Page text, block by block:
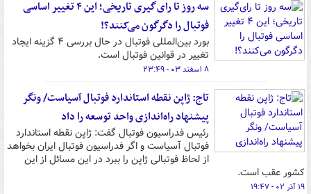
سه روز تا رای‌گیری تاریخی؛ این ۴ تغییر اساسی
فوتبال را دگرگون می‌کنند؟!
بورد بین‌المللی فوتبال در حال بررسی ۴ گزینه ایجاد
تغییر در قوانین ‏فوتبال است. ‏
۸ اسفند ۰۳ - ۲۳:۴۹
تاج: ژاپن نقطه استاندارد فوتبال آسیاست/ ونگر
پیشنهاد راه‌اندازی واحد توسعه را داد
رئیس فدراسیون فوتبال گفت: ژاپن نقطه استاندارد
فوتبال آسیاست و اگر فدراسیون فوتبال ایران بخواهد
از لحاظ فوتبالی ژاپن را ببرد در این مسائل از این
کشور عقب است.
۱۹ آذر ۰۲ - ۱۹:۴۷